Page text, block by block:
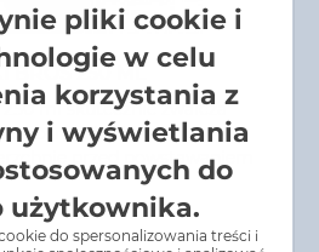
BROS 250 ML
250 ml skutecznie zwalcza
i chroni
przed powstawaniem
pliki cookie i
w celu
korzystania z
i wyświetlania
do
użytkownika.
do spersonalizowania treści i